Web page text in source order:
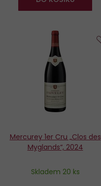
Mercurey 1er Cru „Clos des
Myglands“, 2024
Skladem 20 ks